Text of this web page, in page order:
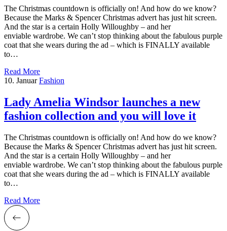
The Christmas countdown is officially on! And how do we know?
Because the Marks & Spencer Christmas advert has just hit screen.
And the star is a certain Holly Willoughby – and her
enviable wardrobe. We can’t stop thinking about the fabulous purple
coat that she wears during the ad – which is FINALLY available
to…
Read More
10. Januar Fashion
Lady Amelia Windsor launches a new
fashion collection and you will love it
The Christmas countdown is officially on! And how do we know?
Because the Marks & Spencer Christmas advert has just hit screen.
And the star is a certain Holly Willoughby – and her
enviable wardrobe. We can’t stop thinking about the fabulous purple
coat that she wears during the ad – which is FINALLY available
to…
Read More